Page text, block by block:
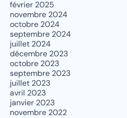
février 2025
novembre 2024
octobre 2024
septembre 2024
juillet 2024
décembre 2023
octobre 2023
septembre 2023
juillet 2023
avril 2023
janvier 2023
novembre 2022